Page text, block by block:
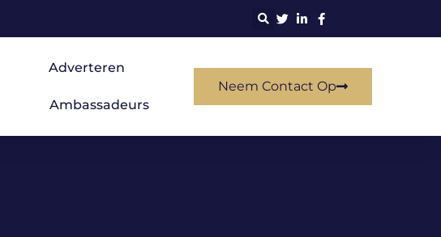
Adverteren
Ambassadeurs
Neem Contact Op